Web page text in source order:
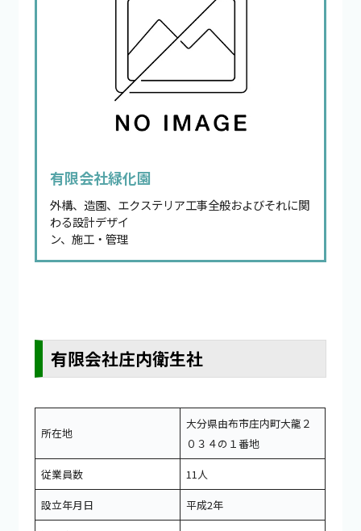
有限会社緑化園
外構、造園、エクステリア工事全般およびそれに関
わる設計デザイ
ン、施工・管理
有限会社庄内衛生社
所在地
大分県由布市庄内町大龍２
０３４の１番地
従業員数
11人
設立年月日
平成2年